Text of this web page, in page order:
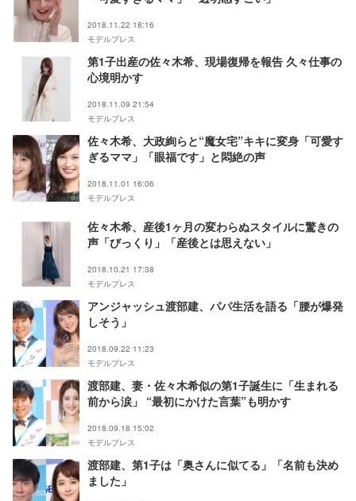
2018.11.22 18:16
モデルプレス
第1子出産の佐々木希、現場復帰を報告 久々仕事の
心境明かす
2018.11.09 21:54
モデルプレス
佐々木希、大政絢らと“魔女宅”キキに変身「可愛す
ぎるママ」「眼福です」と悶絶の声
2018.11.01 16:06
モデルプレス
佐々木希、産後1ヶ月の変わらぬスタイルに驚きの
声「びっくり」「産後とは思えない」
2018.10.21 17:38
モデルプレス
アンジャッシュ渡部建、パパ生活を語る「腰が爆発
しそう」
2018.09.22 11:23
モデルプレス
渡部建、妻・佐々木希似の第1子誕生に「生まれる
前から涙」 “最初にかけた言葉”も明かす
2018.09.18 15:02
モデルプレス
渡部建、第1子は「奥さんに似てる」「名前も決め
ました」